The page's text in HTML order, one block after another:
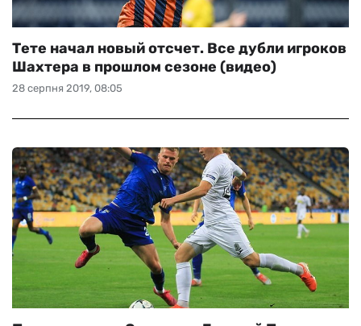
28 серпня 2019, 08:05
Тете начал новый отсчет. Все дубли игроков
Шахтера в прошлом сезоне (видео)